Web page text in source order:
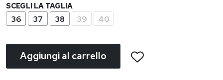
SCEGLI LA TAGLIA
36 37 38 39 40
Aggiungi al carrello